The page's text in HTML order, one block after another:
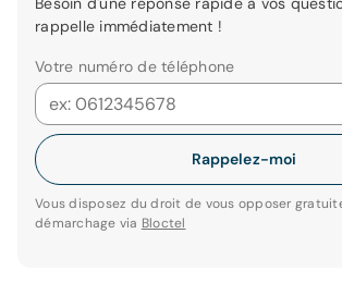
rappelle immédiatement !
Votre numéro de téléphone
Rappelez-moi
Vous disposez du droit de vous opposer
démarchage via Bloctel